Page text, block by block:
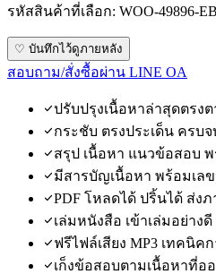
รหัสสินค้าที่เลือก: WOO-49896-
♡ บันทึกไว้ดูภายหลัง
สอบถาม/สั่งซื้อผ่าน LINE OA
ปรับปรุงเนื้อหาล่าสุดตรง
กระชับ ตรงประเด็น ครบจ
สรุป เนื้อหา แนวข้อสอบ พ
มีสารบัญเนื้อหา พร้อมเล
PDF โหลดได้ ปริ้นได้ ส่งภ
เล่มหนังสือ เข้าเล่มอย่าง
ฟรีไฟล์เสียง MP3 เทคนิ
เก็งข้อสอบตามเนื้อหาที่